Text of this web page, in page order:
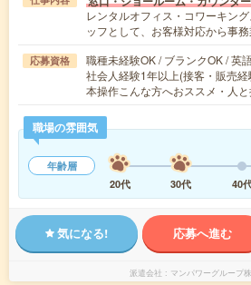
レンタルオフィス・コワーキン
ッフとして、お客様対応から事
応募資格
職種未経験OK / ブランクOK / 英
社会人経験1年以上(接客・販売
本操作こんな方へおススメ・人
職場の雰囲気
年齢層
20代
30代 40
気になる! 応募へ進む
派遣会社 マンパワーグループ